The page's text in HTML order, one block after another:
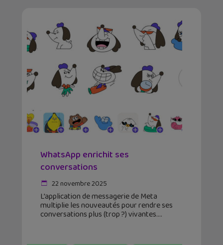
WhatsApp enrichit ses
conversations
22 novembre 2025
L’application de messagerie de Meta
multiplie les nouveautés pour rendre ses
conversations plus (trop ?) vivantes.